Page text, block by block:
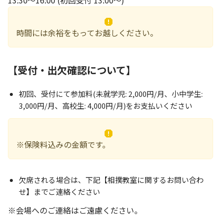
時間には余裕をもってお越しください。
【受付・出欠確認について】
初回、受付にて参加料(未就学児: 2,000円/月、小中学生:
3,000円/月、高校生: 4,000円/月)をお支払いください
※保険料込みの金額です。
欠席される場合は、下記【相撲教室に関するお問い合わ
せ】までご連絡ください
※会場へのご連絡はご遠慮ください。